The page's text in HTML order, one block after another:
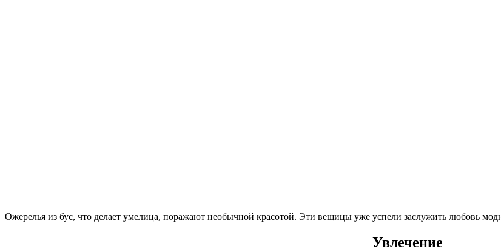
Ожерелья из бус, что делает умелица, поражают необычной красотой. Эти вещицы уже успели заслужить любовь
Увлечение